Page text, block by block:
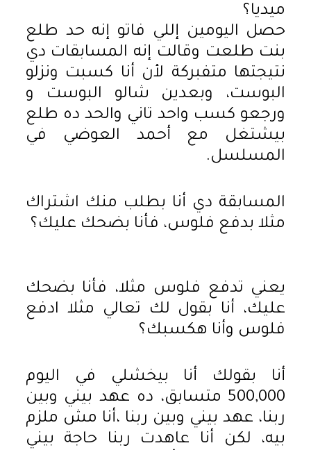
ميديا؟
حصل اليومين إللي فاتو إنه حد طلع
بنت طلعت وقالت إنه المسابقات دي
نتيجتها متفبركة لأن أنا كسبت ونزلو
البوست، وبعدين شالو البوست و
ورجعو كسب واحد تاني والحد ده طلع
بيشتغل مع أحمد العوضي في
المسلسل.
المسابقة دي أنا بطلب منك اشتراك
مثلا بدفع فلوس، فأنا بضحك عليك؟
يعني تدفع فلوس مثلا، فأنا بضحك
عليك، أنا بقول لك تعالي مثلا ادفع
فلوس وأنا هكسبك؟
أنا بقولك أنا بيخشلي في اليوم
500,000 متسابق، ده عهد بيني وبين
ربنا، عهد بيني وبين ربنا ،أنا مش ملزم
بيه، لكن أنا عاهدت ربنا حاجة بيني